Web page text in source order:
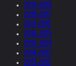
2019-2018
2018-2017
2017-2016
2016-2015
2015-2014
2014-2013
2013-2012